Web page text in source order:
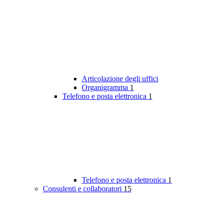
Articolazione degli uffici
Organigramma 1
Telefono e posta elettronica 1
Telefono e posta elettronica 1
Consulenti e collaboratori 15